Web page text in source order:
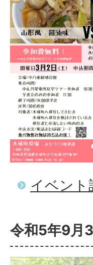
イベン
令和5年9月